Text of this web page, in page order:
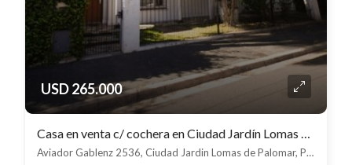
USD 265.000
Casa en venta c/ cochera en Ciudad Jardín Lomas del Palomar
Aviador Gablenz 2536, Ciudad Jardin Lomas de Palomar, Provincia de Buenos Aires, Argentina, Ciudad Jardín Lomas del Palomar, Tres de febrero